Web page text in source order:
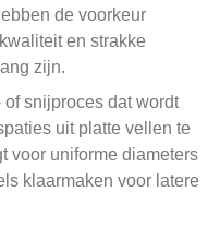
de voorkeur
en strakke
zijn.
of snijproces dat wordt
uit platte vellen te
voor uniforme diameters
klaarmaken voor latere